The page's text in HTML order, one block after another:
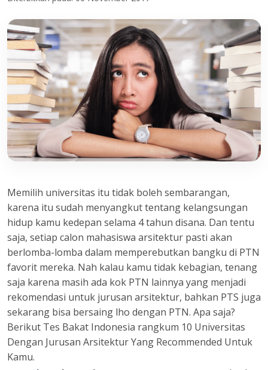
Memilih universitas itu tidak boleh sembarangan,
karena itu sudah menyangkut tentang kelangsungan
hidup kamu kedepan selama 4 tahun disana. Dan tentu
saja, setiap calon mahasiswa arsitektur pasti akan
berlomba-lomba dalam memperebutkan bangku di PTN
favorit mereka. Nah kalau kamu tidak kebagian, tenang
saja karena masih ada kok PTN lainnya yang menjadi
rekomendasi untuk jurusan arsitektur, bahkan PTS juga
sekarang bisa bersaing lho dengan PTN. Apa saja?
Berikut Tes Bakat Indonesia rangkum 10 Universitas
Dengan Jurusan Arsitektur Yang Recommended Untuk
Kamu.